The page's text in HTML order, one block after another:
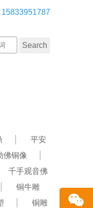
平安
佛铜像
千手观音佛
铜牛雕
铜雕